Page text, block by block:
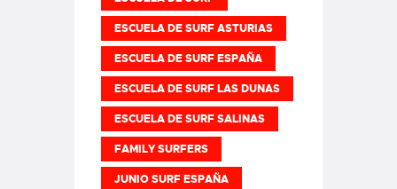
ESCUELA DE SURF ASTURIAS
ESCUELA DE SURF ESPAÑA
ESCUELA DE SURF LAS DUNAS
ESCUELA DE SURF SALINAS
FAMILY SURFERS
JUNIO SURF ESPAÑA